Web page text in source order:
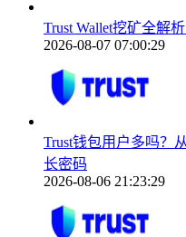
Trust Wallet挖矿全解
2026-08-07 07:00:29
Trust钱包用户多吗？
长密码
2026-08-06 21:23:29